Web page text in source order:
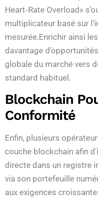
Heart‑Rate Overload​»
multiplicateur basé sur
mesurée.Enrichir ainsi
davantage
globale du marché vers
standard habituel.
Blockchain
Conformité
Enfin, plusieurs
couche blockchain afin
directe dans un registre
via son portefeuille
aux exigences